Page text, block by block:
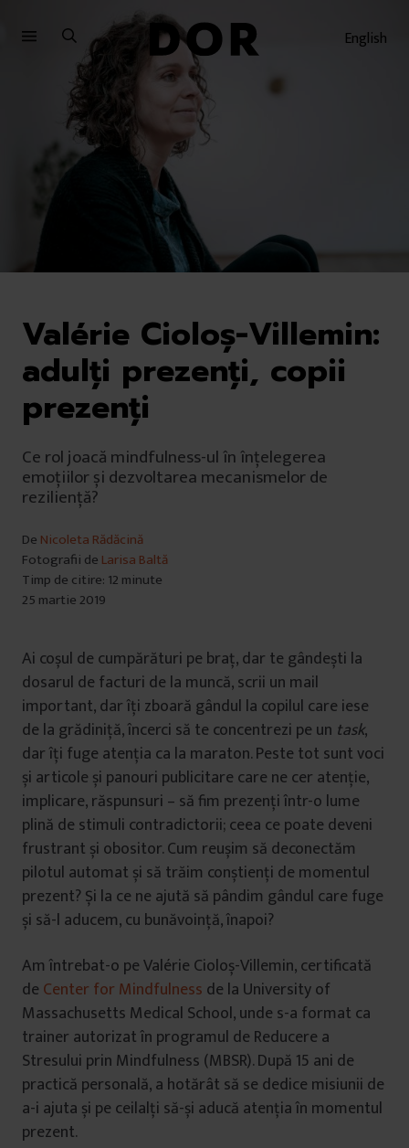
English
Valérie Cioloș-Villemin:
adulți prezenți, copii
prezenți
Ce rol joacă mindfulness-ul în înțelegerea
emoțiilor și dezvoltarea mecanismelor de
reziliență?
De Nicoleta Rădăcină
Fotografii de Larisa Baltă
Timp de citire: 12 minute
25 martie 2019
Ai coșul de cumpărături pe braț, dar te gândești la
dosarul de facturi de la muncă, scrii un mail
important, dar îți zboară gândul la copilul care iese
de la grădiniță, încerci să te concentrezi pe un task,
dar îți fuge atenția ca la maraton. Peste tot sunt voci
și articole și panouri publicitare care ne cer atenție,
implicare, răspunsuri – să fim prezenți într-o lume
plină de stimuli contradictorii; ceea ce poate deveni
frustrant și obositor. Cum reușim să deconectăm
pilotul automat și să trăim conștienți de momentul
prezent? Și la ce ne ajută să pândim gândul care fuge
și să-l aducem, cu bunăvoință, înapoi?
Am întrebat-o pe Valérie Cioloș-Villemin, certificată
de Center for Mindfulness de la University of
Massachusetts Medical School, unde s-a format ca
trainer autorizat în programul de Reducere a
Stresului prin Mindfulness (MBSR). După 15 ani de
practică personală, a hotărât să se dedice misiunii de
a-i ajuta și pe ceilalți să-și aducă atenția în momentul
prezent.